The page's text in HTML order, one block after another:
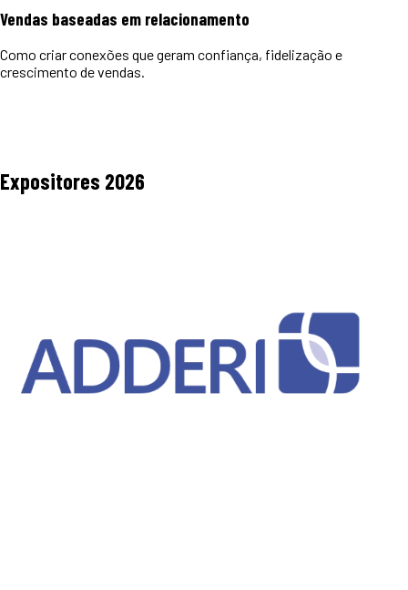
Vendas baseadas em relacionamento
Como criar conexões que geram confiança, fidelização e
crescimento de vendas.
Expositores 2026